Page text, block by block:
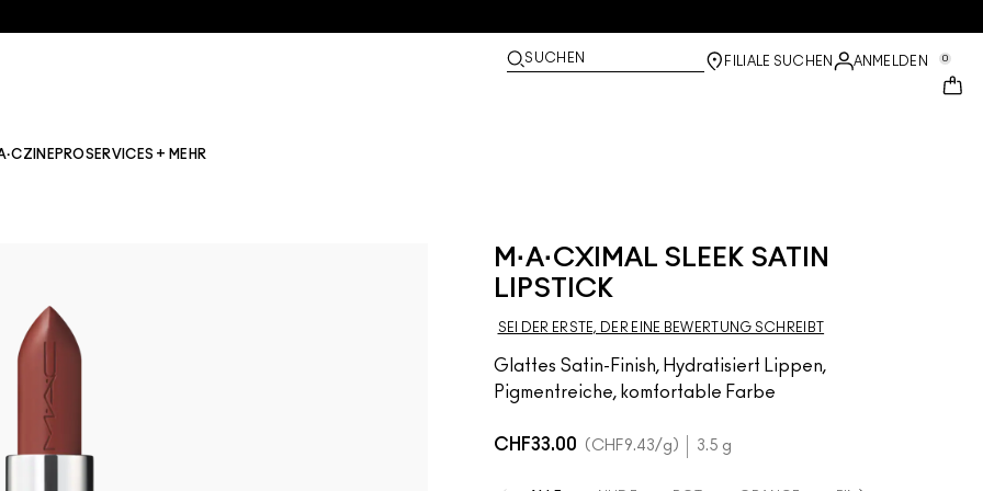
SUCHEN FILIALE SUCHEN ANMELDEN 0
PROSERVICES + MEHR
M·A·CXIMAL SLEEK SATIN
LIPSTICK
SEI DER ERSTE, DER EINE BEWERTUNG SCHREIBT
Glattes Satin-Finish, Hydratisiert Lippen,
Pigmentreiche, komfortable Farbe
CHF33.00 CHF9.43/g 3.5 g